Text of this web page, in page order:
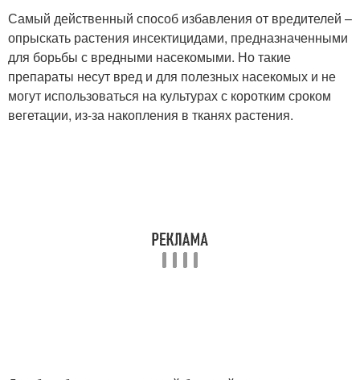
Самый действенный способ избавления от вредителей –
опрыскать растения инсектицидами, предназначенными
для борьбы с вредными насекомыми. Но такие
препараты несут вред и для полезных насекомых и не
могут использоваться на культурах с коротким сроком
вегетации, из-за накопления в тканях растения.